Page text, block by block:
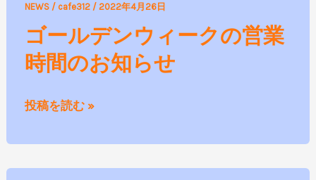
NEWS/ cafe312 / 2022年4月26日
ゴールデンウィークの営業
時間のお知らせ
ー
ル
デ
ウ
ー
ク
投稿を読む »